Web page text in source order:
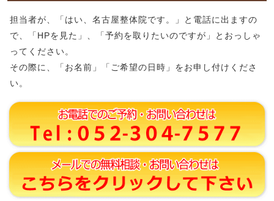
担当者が、「はい、名古屋整体院です。」と電話に出ますの
で、「HPを見た」、「予約を取りたいのですが」とおっしゃ
ってください。
その際に、「お名前」「ご希望の日時」をお申し付けくださ
い。